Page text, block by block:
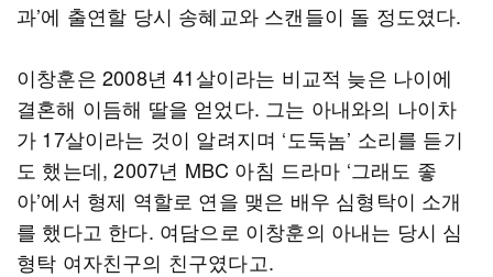
과’에 출연할 당시 송혜교와 스캔들이 돌 정도였다.
이창훈은 2008년 41살이라는 비교적 늦은 나이에
결혼해 이듬해 딸을 얻었다. 그는 아내와의 나이차
가 17살이라는 것이 알려지며 ‘도둑놈’ 소리를 듣기
도 했는데, 2007년 MBC 아침 드라마 ‘그래도 좋
아’에서 형제 역할로 연을 맺은 배우 심형탁이 소개
를 했다고 한다. 여담으로 이창훈의 아내는 당시 심
형탁 여자친구의 친구였다고.